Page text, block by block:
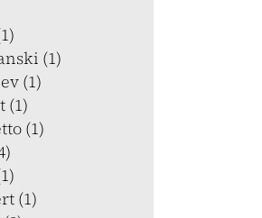
(1)
(1)
(1)
(1)
(1)